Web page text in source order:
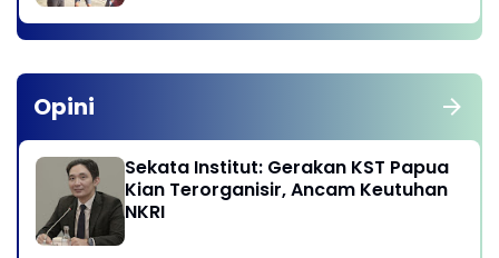
Opini
Sekata Institut: Gerakan KST Papua
Kian Terorganisir, Ancam Keutuhan
NKRI